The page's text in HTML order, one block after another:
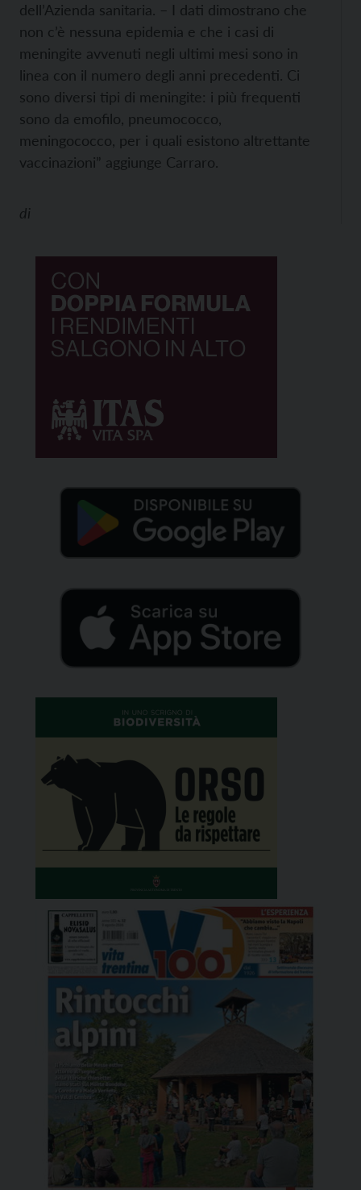
dell’Azienda sanitaria. – I dati dimostrano che
non c’è nessuna epidemia e che i casi di
meningite avvenuti negli ultimi mesi sono in
linea con il numero degli anni precedenti. Ci
sono diversi tipi di meningite: i più frequenti
sono da emofilo, pneumococco,
meningococco, per i quali esistono altrettante
vaccinazioni” aggiunge Carraro.
di